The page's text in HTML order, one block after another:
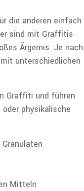
die anderen einfach
sind mit Graffitis
Ärgernis. Je nach
unterschiedlichen
Graffiti und führen
physikalische
Mitteln